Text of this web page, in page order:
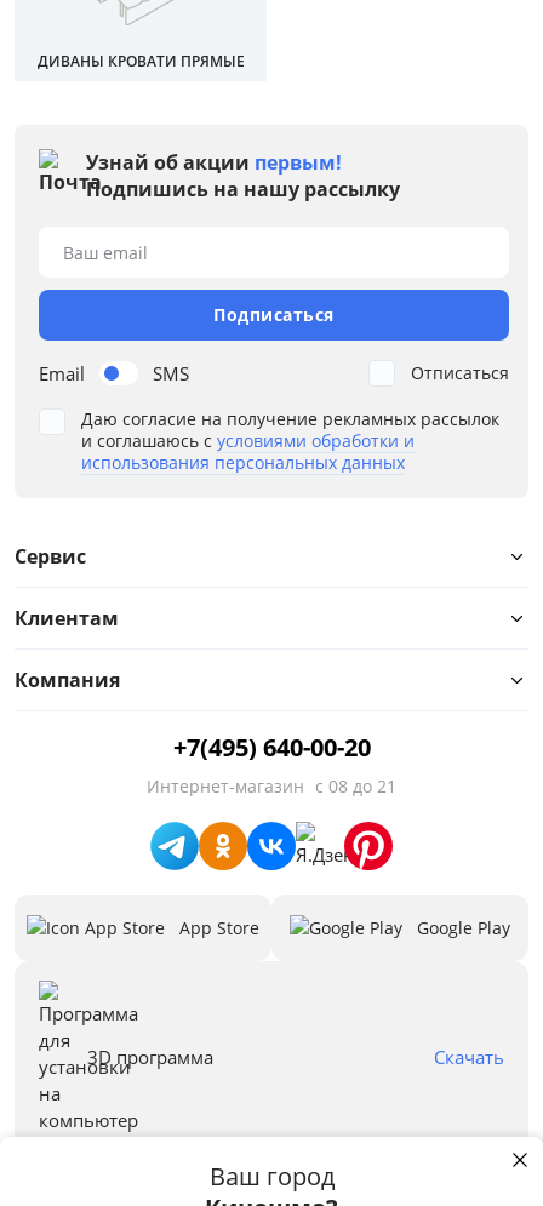
Ваш город
от до
Бежевый
Синий
Серый
Размер
Ширина, см
до
Высота, см
от
ДИВАНЫ КРОВАТИ ПРЯМЫЕ
Узнай об акции первым!
Подпишись на нашу рассылку
Email SMS
Ваш email
Подписаться
Даю согласие на получение рекламных рассылок
и соглашаюсь с условиями обработки и
использования персональных данных
Отписаться
Сервис
Клиентам
Компания
+7(495) 640-00-20
Интернет-магазин с 08 до 21
App Store Google Play
3D программа Скачать